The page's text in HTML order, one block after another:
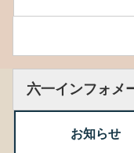
六一インフォメ
お知らせ